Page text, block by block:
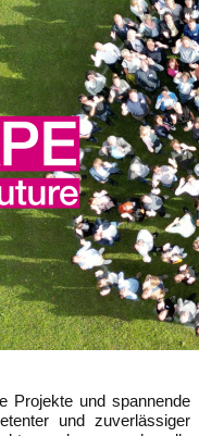
Projekte und spannende
und zuverlässiger